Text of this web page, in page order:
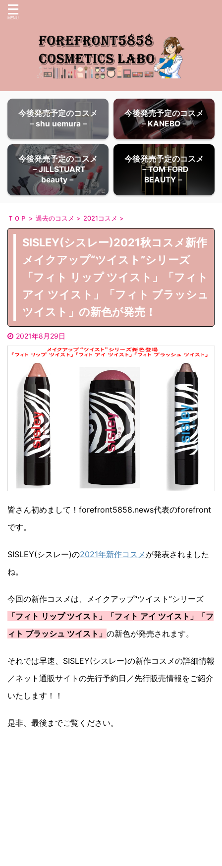
今後発売予定のコスメ
－shu uemura－
今後発売予定のコスメ
－KANEBO－
今後発売予定のコスメ
－JILLSTUART
beauty－
今後発売予定のコスメ
－TOM FORD
BEAUTY－
ＴＯＰ > 過去のコスメ > 2021コスメ >
SISLEY(シスレー)2021秋コスメ新作
メイクアップ“ツイスト”シリーズ
「フィト リップ ツイスト」「フィト
アイ ツイスト」「フィト ブラッシュ
ツイスト」の新色が発売！
2021年8月29日
皆さん初めまして！forefront5858.news代表のforefront
です。
SISLEY(シスレー)の2021年新作コスメ が発表されました
ね。
今回の新作コスメは、メイクアップ“ツイスト”シリーズ
「フィト リップ ツイスト」「フィト アイ ツイスト」「フ
ィト ブラッシュ ツイスト」 の新色が発売されます。
それでは早速、SISLEY(シスレー)の新作コスメの詳細情報
／ネット通販サイトの先行予約日／先行販売情報をご紹介
いたします！！
是非、最後までご覧ください。